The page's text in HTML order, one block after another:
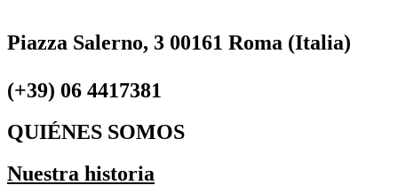
Piazza Salerno, 3 00161 Roma (Italia)
(+39) 06 4417381
QUIÉNES SOMOS
Nuestra historia